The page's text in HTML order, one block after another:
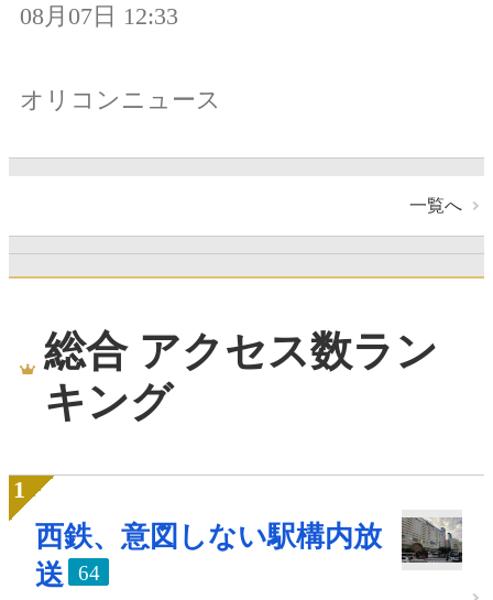
08月07日 12:33
オリコンニュース
一覧へ
総合 アクセス数ラン
キング
西鉄、意図しない駅構内放
送
64